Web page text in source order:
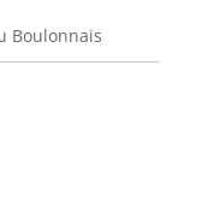
Boulonnais